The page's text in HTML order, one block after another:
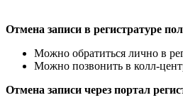
Отмена записи в регистратуре
Можно обратиться лично в
Можно позвонить в колл-
Отмена записи через портал